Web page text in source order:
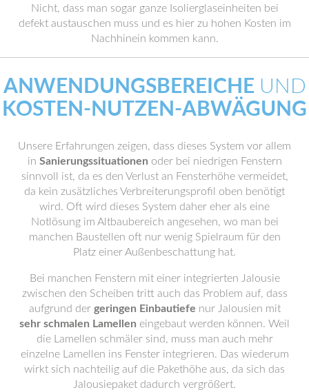
Nicht, dass man sogar ganze Isolierglaseinheiten bei
defekt austauschen muss und es hier zu hohen Kosten im
Nachhinein kommen kann.
ANWENDUNGSBEREICHE UND
KOSTEN-NUTZEN-ABWÄGUNG
Unsere Erfahrungen zeigen, dass dieses System vor allem
in Sanierungssituationen oder bei niedrigen Fenstern
sinnvoll ist, da es den Verlust an Fensterhöhe vermeidet,
da kein zusätzliches Verbreiterungsprofil oben benötigt
wird. Oft wird dieses System daher eher als eine
Notlösung im Altbaubereich angesehen, wo man bei
manchen Baustellen oft nur wenig Spielraum für den
Platz einer Außenbeschattung hat.
Bei manchen Fenstern mit einer integrierten Jalousie
zwischen den Scheiben tritt auch das Problem auf, dass
aufgrund der geringen Einbautiefe nur Jalousien mit
sehr schmalen Lamellen eingebaut werden können. Weil
die Lamellen schmäler sind, muss man auch mehr
einzelne Lamellen ins Fenster integrieren. Das wiederum
wirkt sich nachteilig auf die Pakethöhe aus, da sich das
Jalousiepaket dadurch vergrößert.